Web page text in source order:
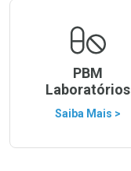
PBM
Laboratórios
Saiba Mais >